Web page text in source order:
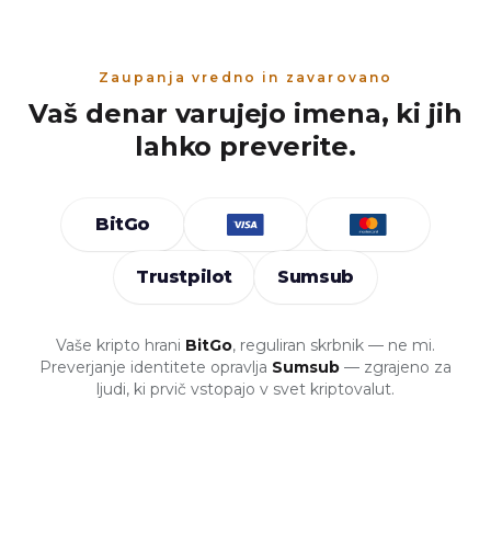
Zaupanja vredno in zavarovano
Vaš denar varujejo imena, ki jih
lahko preverite.
BitGo
Trustpilot Sumsub
Vaše kripto hrani BitGo, reguliran skrbnik — ne mi.
Preverjanje identitete opravlja Sumsub — zgrajeno za
ljudi, ki prvič vstopajo v svet kriptovalut.